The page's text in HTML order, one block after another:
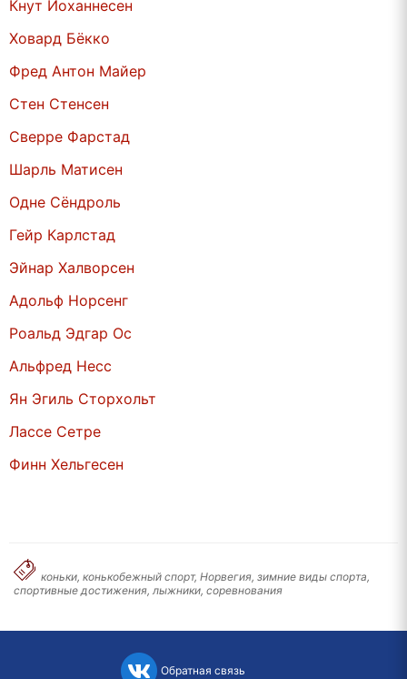
Кнут Йоханнесен
Ховард Бёкко
Фред Антон Майер
Стен Стенсен
Сверре Фарстад
Шарль Матисен
Одне Сёндроль
Гейр Карлстад
Эйнар Халворсен
Адольф Норсенг
Роальд Эдгар Ос
Альфред Несс
Ян Эгиль Сторхольт
Лассе Сетре
Финн Хельгесен
коньки, конькобежный спорт, Норвегия, зимние виды спорта,
спортивные достижения, лыжники, соревнования
Обратная связь